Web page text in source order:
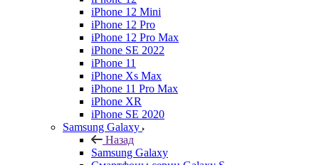
iPhone 12 Mini
iPhone 12 Pro
iPhone 12 Pro Max
iPhone SE 2022
iPhone 11
iPhone Xs Max
iPhone 11 Pro Max
iPhone XR
iPhone SE 2020
Samsung Galaxy
Назад
Samsung Galaxy